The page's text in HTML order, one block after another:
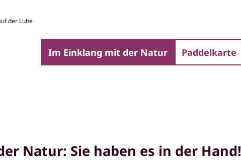
der Luhe
Im Einklang mit der Natur Paddelkarte
Natur: Sie haben es in der Hand!